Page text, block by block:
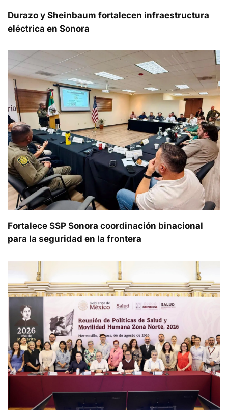
Durazo y Sheinbaum fortalecen infraestructura
eléctrica en Sonora
Fortalece SSP Sonora coordinación binacional
para la seguridad en la frontera